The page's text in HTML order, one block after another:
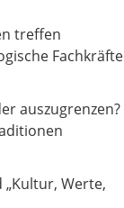
treffen
Fachkräfte
auszugrenzen?
Werte,